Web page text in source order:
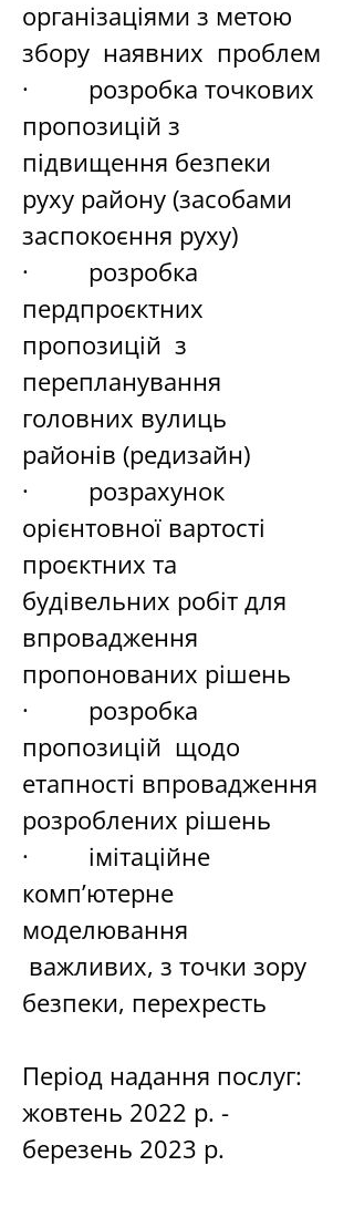
організаціями з метою
збору  наявних  проблем
·         розробка точкових
пропозицій з
підвищення безпеки
руху району (засобами
заспокоєння руху)
·         розробка
пердпроєктних
пропозицій  з
перепланування
головних вулиць
районів (редизайн)
·         розрахунок
орієнтовної вартості
проєктних та
будівельних робіт для
впровадження
пропонованих рішень
·         розробка
пропозицій  щодо
етапності впровадження
розроблених рішень
·         імітаційне
комп’ютерне
моделювання
важливих, з точки зору
безпеки, перехресть
Період надання послуг:
жовтень 2022 р. -
березень 2023 р.